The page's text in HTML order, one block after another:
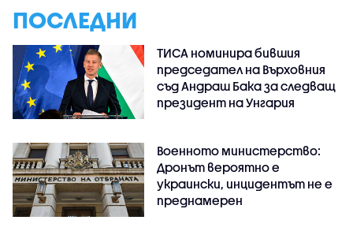
ПОСЛЕДНИ
ТИСА номинира бившия
председател на Върховния
съд Андраш Бака за следващ
президент на Унгария
Военното министерство:
Дронът вероятно е
украински, инцидентът не е
преднамерен